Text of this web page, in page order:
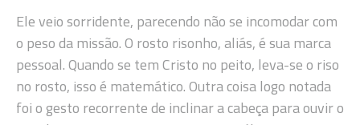
Ele veio sorridente, parecendo não se incomodar com
o peso da missão. O rosto risonho, aliás, é sua marca
pessoal. Quando se tem Cristo no peito, leva-se o riso
no rosto, isso é matemático. Outra coisa logo notada
foi o gesto recorrente de inclinar a cabeça para ouvir o